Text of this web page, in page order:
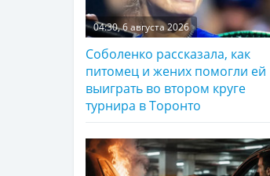
04:30, 6 августа 2026
Соболенко рассказала, как
питомец и жених помогли ей
выиграть во втором круге
турнира в Торонто